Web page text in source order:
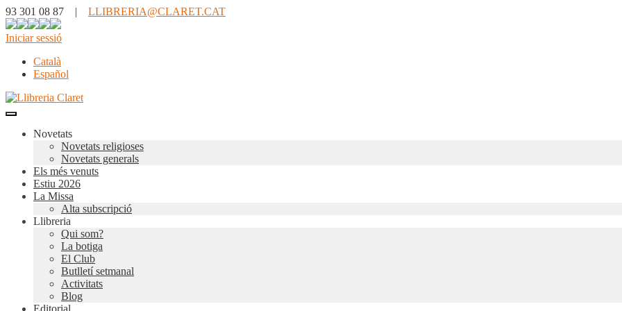
93 301 08 87 | LLIBRERIA@CLARET.CAT
Iniciar sessió
Català
Español
Novetats
Novetats religioses
Novetats generals
Els més venuts
Estiu 2026
La Missa
Alta subscripció
Llibreria
Qui som?
La botiga
El Club
Butlletí setmanal
Activitats
Blog
Editorial